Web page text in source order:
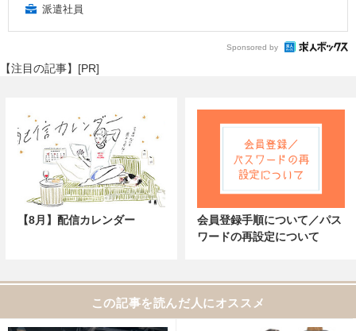
派遣社員
Sponsored by
【注目の記事】[PR]
【8月】配信カレンダー
会員登録手順について／パス
ワードの再設定について
この記事を読んだ人にオススメ